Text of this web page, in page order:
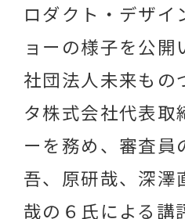
ロダクト・デザ
ョーの様子を公
社団法人未来もの
タ株式会社代表
ーを務め、審査
吾、原研哉、深澤
哉の６氏による講